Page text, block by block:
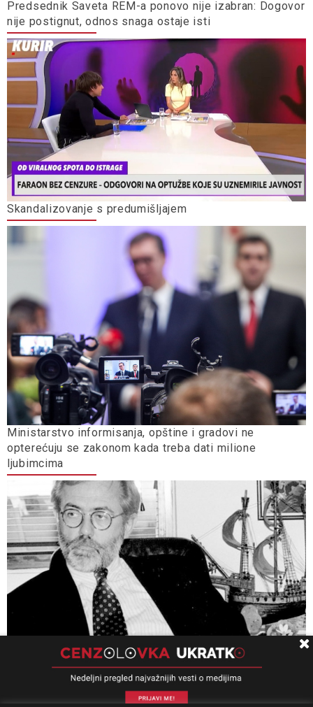
Predsednik Saveta REM-a ponovo nije izabran: Dogovor
nije postignut, odnos snaga ostaje isti
Skandalizovanje s predumišljajem
Ministarstvo informisanja, opštine i gradovi ne
opterećuju se zakonom kada treba dati milione
ljubimcima
Univerzitet Kolumbija: Slučaj „Ćuruvija” presedan, važan